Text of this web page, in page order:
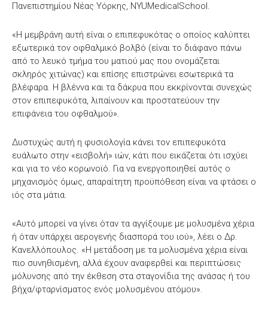
Πανεπιστημίου Νέας Υόρκης, NYUMedicalSchool.
«Η μεμβράνη αυτή είναι ο επιπεφυκότας ο οποίος καλύπτει
εξωτερικά τον οφθαλμικό βολβό (είναι το διάφανο πάνω
από το λευκό τμήμα του ματιού μας που ονομάζεται
σκληρός χιτώνας) και επίσης επιστρώνει εσωτερικά τα
βλέφαρα. Η βλέννα και τα δάκρυα που εκκρίνονται συνεχώς
στον επιπεφυκότα, λιπαίνουν και προστατεύουν την
επιφάνεια του οφθαλμού».
Δυστυχώς αυτή η φυσιολογία κάνει τον επιπεφυκότα
ευάλωτο στην «εισβολή» ιών, κάτι που εικάζεται ότι ισχύει
και για το νέο κορωνοϊό. Για να ενεργοποιηθεί αυτός ο
μηχανισμός όμως, απαραίτητη προϋπόθεση είναι να φτάσει ο
ιός στα μάτια.
«Αυτό μπορεί να γίνει όταν τα αγγίξουμε με μολυσμένα χέρια
ή όταν υπάρχει αερογενής διασπορά του ιού», λέει ο Δρ.
Κανελλόπουλος. «Η μετάδοση με τα μολυσμένα χέρια είναι
πιο συνηθισμένη, αλλά έχουν αναφερθεί και περιπτώσεις
μόλυνσης από την έκθεση στα σταγονίδια της ανάσας ή του
βήχα/φταρνίσματος ενός μολυσμένου ατόμου».